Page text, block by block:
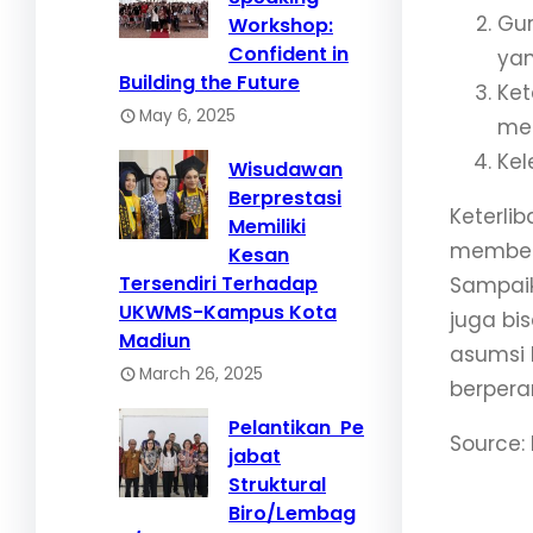
Workshop:
Confident in
Building the Future
May 6, 2025
Wisudawan
Berprestasi
Memiliki
Kesan
Tersendiri Terhadap
UKWMS-Kampus Kota
Madiun
March 26, 2025
Pelantikan Pe
jabat
Struktural
Biro/Lembag
juga
asumsi